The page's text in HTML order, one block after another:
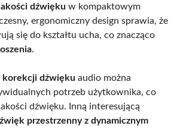
dźwięku w kompaktowym
ergonomiczny design sprawia, że
się do kształtu ucha, co znacząco
.
korekcji dźwięku audio można
potrzeb użytkownika, co
dźwięku. Inną interesującą
przestrzenny z dynamicznym